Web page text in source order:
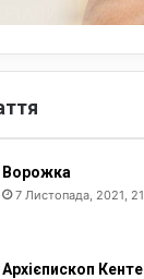
Ворожка
7 Листопада, 2021,
Архієпископ